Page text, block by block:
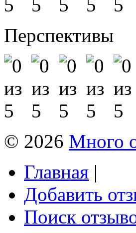
Перспективы
© 2026 Много
Главная |
Добавить
Поиск